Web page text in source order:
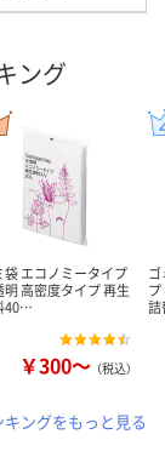
ング
袋 エコノミータイプ
明 高密度タイプ 再生
40…
￥300～ （税込）
キングをもっと見る